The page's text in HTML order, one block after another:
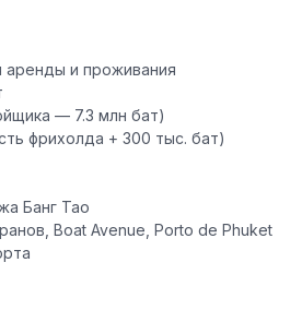
аренды и проживания
— 7.3 млн бат)
фрихолда + 300 тыс. бат)
Банг Тао
Boat Avenue, Porto de Phuket